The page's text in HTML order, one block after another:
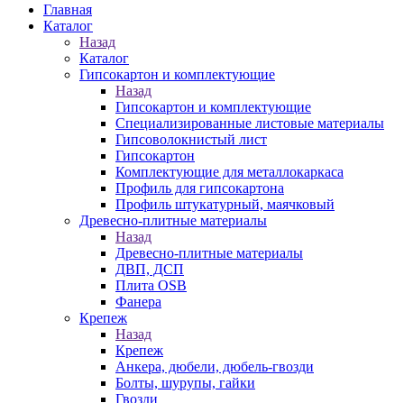
Главная
Каталог
Назад
Каталог
Гипсокартон и комплектующие
Назад
Гипсокартон и комплектующие
Специализированные листовые материалы
Гипсоволокнистый лист
Гипсокартон
Комплектующие для металлокаркаса
Профиль для гипсокартона
Профиль штукатурный, маячковый
Древесно-плитные материалы
Назад
Древесно-плитные материалы
ДВП, ДСП
Плита OSB
Фанера
Крепеж
Назад
Крепеж
Анкера, дюбели, дюбель-гвозди
Болты, шурупы, гайки
Гвозди